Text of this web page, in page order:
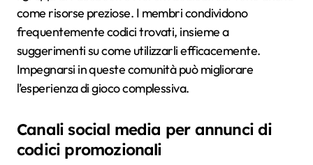
come risorse preziose. I membri condividono
frequentemente codici trovati, insieme a
suggerimenti su come utilizzarli efficacemente.
Impegnarsi in queste comunità può migliorare
l’esperienza di gioco complessiva.
Canali social media per annunci di
codici promozionali